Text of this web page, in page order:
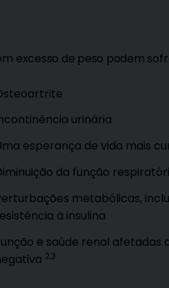
excesso de peso podem
urinária
esperança de vida mais
da função
metabólicas,
à insulina
e saúde renal afetadas
2,3